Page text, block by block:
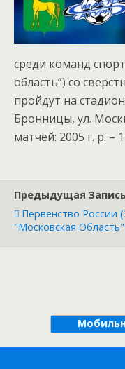
среди команд
область”) со
пройдут на
Бронницы, ул.
матчей: 2005 г. р. –
Предыдущая
Первенство России
"Московская